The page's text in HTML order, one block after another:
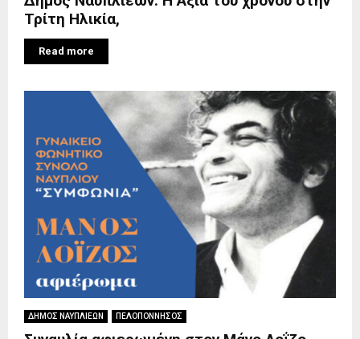
Τρίτη Ηλικία,
Read more
ΔΗΜΟΣ ΝΑΥΠΛΙΕΩΝ ΠΕΛΟΠΟΝΝΗΣΟΣ